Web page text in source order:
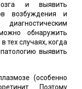
и выявить
возбуждения и
обнаружить
тех случаях, когда
выявить
(особенно
Поэтому